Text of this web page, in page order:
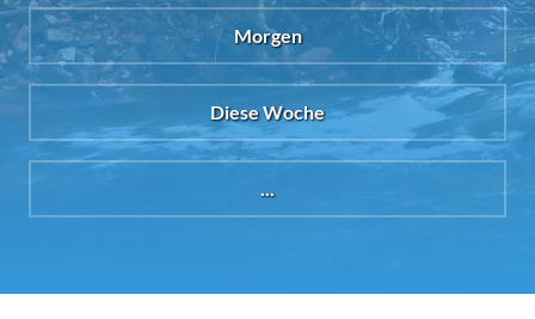
Morgen
Diese Woche